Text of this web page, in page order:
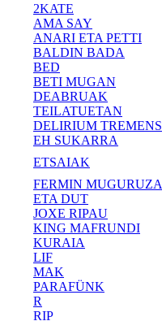
2KATE
AMA SAY
ANARI ETA PETTI
BALDIN BADA
BED
BETI MUGAN
DEABRUAK
TEILATUETAN
DELIRIUM TREMENS
EH SUKARRA
ETSAIAK
FERMIN MUGURUZA
ETA DUT
JOXE RIPAU
KING MAFRUNDI
KURAIA
LIF
MAK
PARAFÜNK
R
RIP